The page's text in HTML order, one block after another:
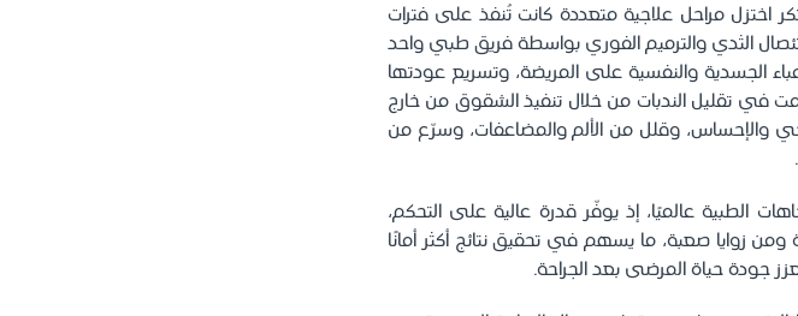
اختزل مراحل علاجية متعددة كانت تُنفذ على فترات
الثدي والترميم الفوري بواسطة فريق طبي واحد
الجسدية والنفسية على المريضة، وتسريع عودتها
في تقليل الندبات من خلال تنفيذ الشقوق من خارج
والإحساس، وقلل من الألم والمضاعفات، وسرّع من
الطبية عالميًا، إذ يوفّر قدرة عالية على التحكم،
زوايا صعبة، ما يسهم في تحقيق نتائج أكثر أمانًا
جودة حياة المرضى بعد الجراحة.